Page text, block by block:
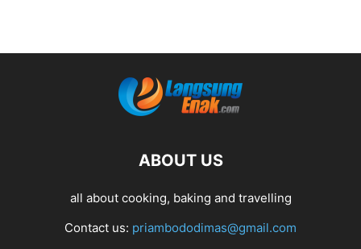
ABOUT US
all about cooking, baking and travelling
Contact us: priambododimas@gmail.com